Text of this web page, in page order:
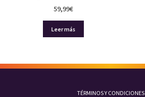
59,99€
Leer más
TÉRMINOS Y CONDICIONES